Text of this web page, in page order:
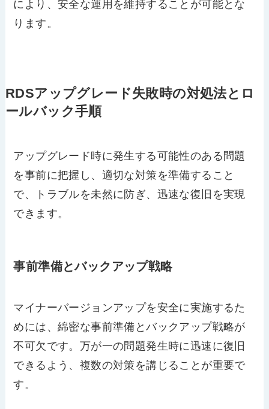
により、安全な運用を維持することが可能とな
ります。
RDSアップグレード失敗時の対処法とロ
ールバック手順
アップグレード時に発生する可能性のある問題
を事前に把握し、適切な対策を準備すること
で、トラブルを未然に防ぎ、迅速な復旧を実現
できます。
事前準備とバックアップ戦略
マイナーバージョンアップを安全に実施するた
めには、綿密な事前準備とバックアップ戦略が
不可欠です。万が一の問題発生時に迅速に復旧
できるよう、複数の対策を講じることが重要で
す。